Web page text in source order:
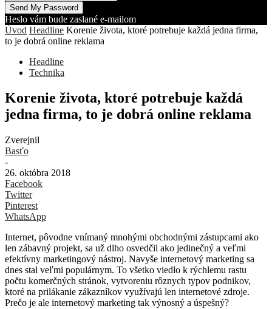
Heslo vám bude zaslané e-mailom
Úvod Headline Korenie života, ktoré potrebuje každá jedna firma,
to je dobrá online reklama
Headline
Technika
Korenie života, ktoré potrebuje každá
jedna firma, to je dobrá online reklama
Zverejnil
Basťo
-
26. októbra 2018
Facebook
Twitter
Pinterest
WhatsApp
Internet, pôvodne vnímaný mnohými obchodnými zástupcami ako
len zábavný projekt, sa už dlho osvedčil ako jedinečný a veľmi
efektívny marketingový nástroj. Navyše internetový marketing sa
dnes stal veľmi populárnym. To všetko viedlo k rýchlemu rastu
počtu komerčných stránok, vytvoreniu rôznych typov podnikov,
ktoré na prilákanie zákazníkov využívajú len internetové zdroje.
Prečo je ale internetový marketing tak výnosný a úspešný?